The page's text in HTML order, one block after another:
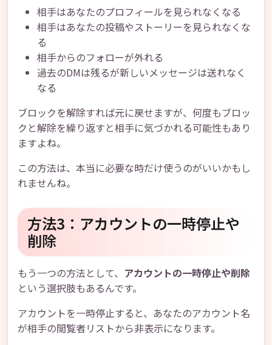
相手はあなたのプロフィールを見られなくなる
相手はあなたの投稿やストーリーを見られなくな
る
相手からのフォローが外れる
過去のDMは残るが新しいメッセージは送れなく
なる
ブロックを解除すれば元に戻せますが、何度もブロッ
クと解除を繰り返すと相手に気づかれる可能性もあり
ますよね。
この方法は、本当に必要な時だけ使うのがいいかもし
れませんね。
方法3：アカウントの一時停止や
削除
もう一つの方法として、 アカウントの一時停止や削除
という選択肢もあるんです。
アカウントを一時停止すると、あなたのアカウント名
が相手の閲覧者リストから非表示になります。